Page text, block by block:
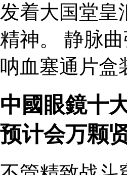
发着大国堂皇
精神。 静脉
呐血塞通片盒
中國眼鏡十
预计会万颗